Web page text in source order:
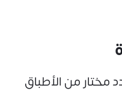
مختار من الأطباق